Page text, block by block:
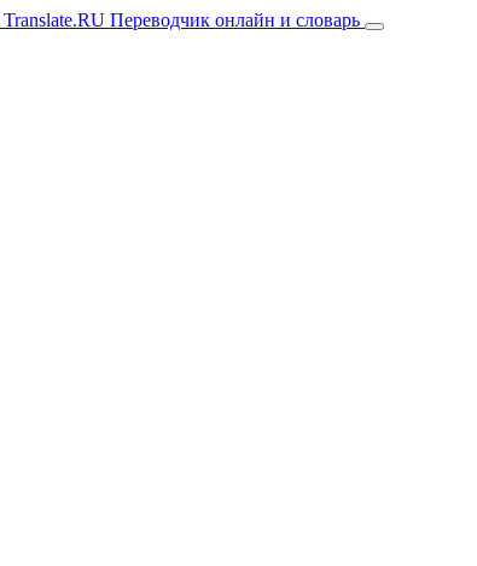
Translate.RU Переводчик онлайн и словарь